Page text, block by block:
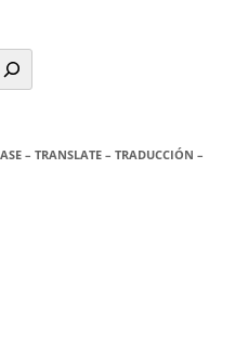
– TRANSLATE – TRADUCCIÓN –